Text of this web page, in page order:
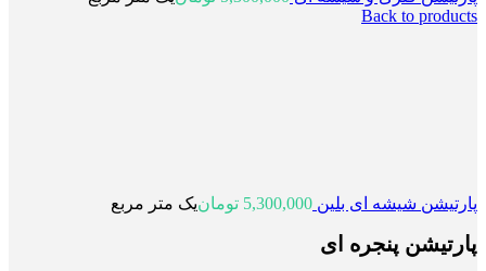
Back to products
پارتیشن شیشه ای بلین 5,300,000 تومانیک متر مربع
پارتیشن پنجره ای